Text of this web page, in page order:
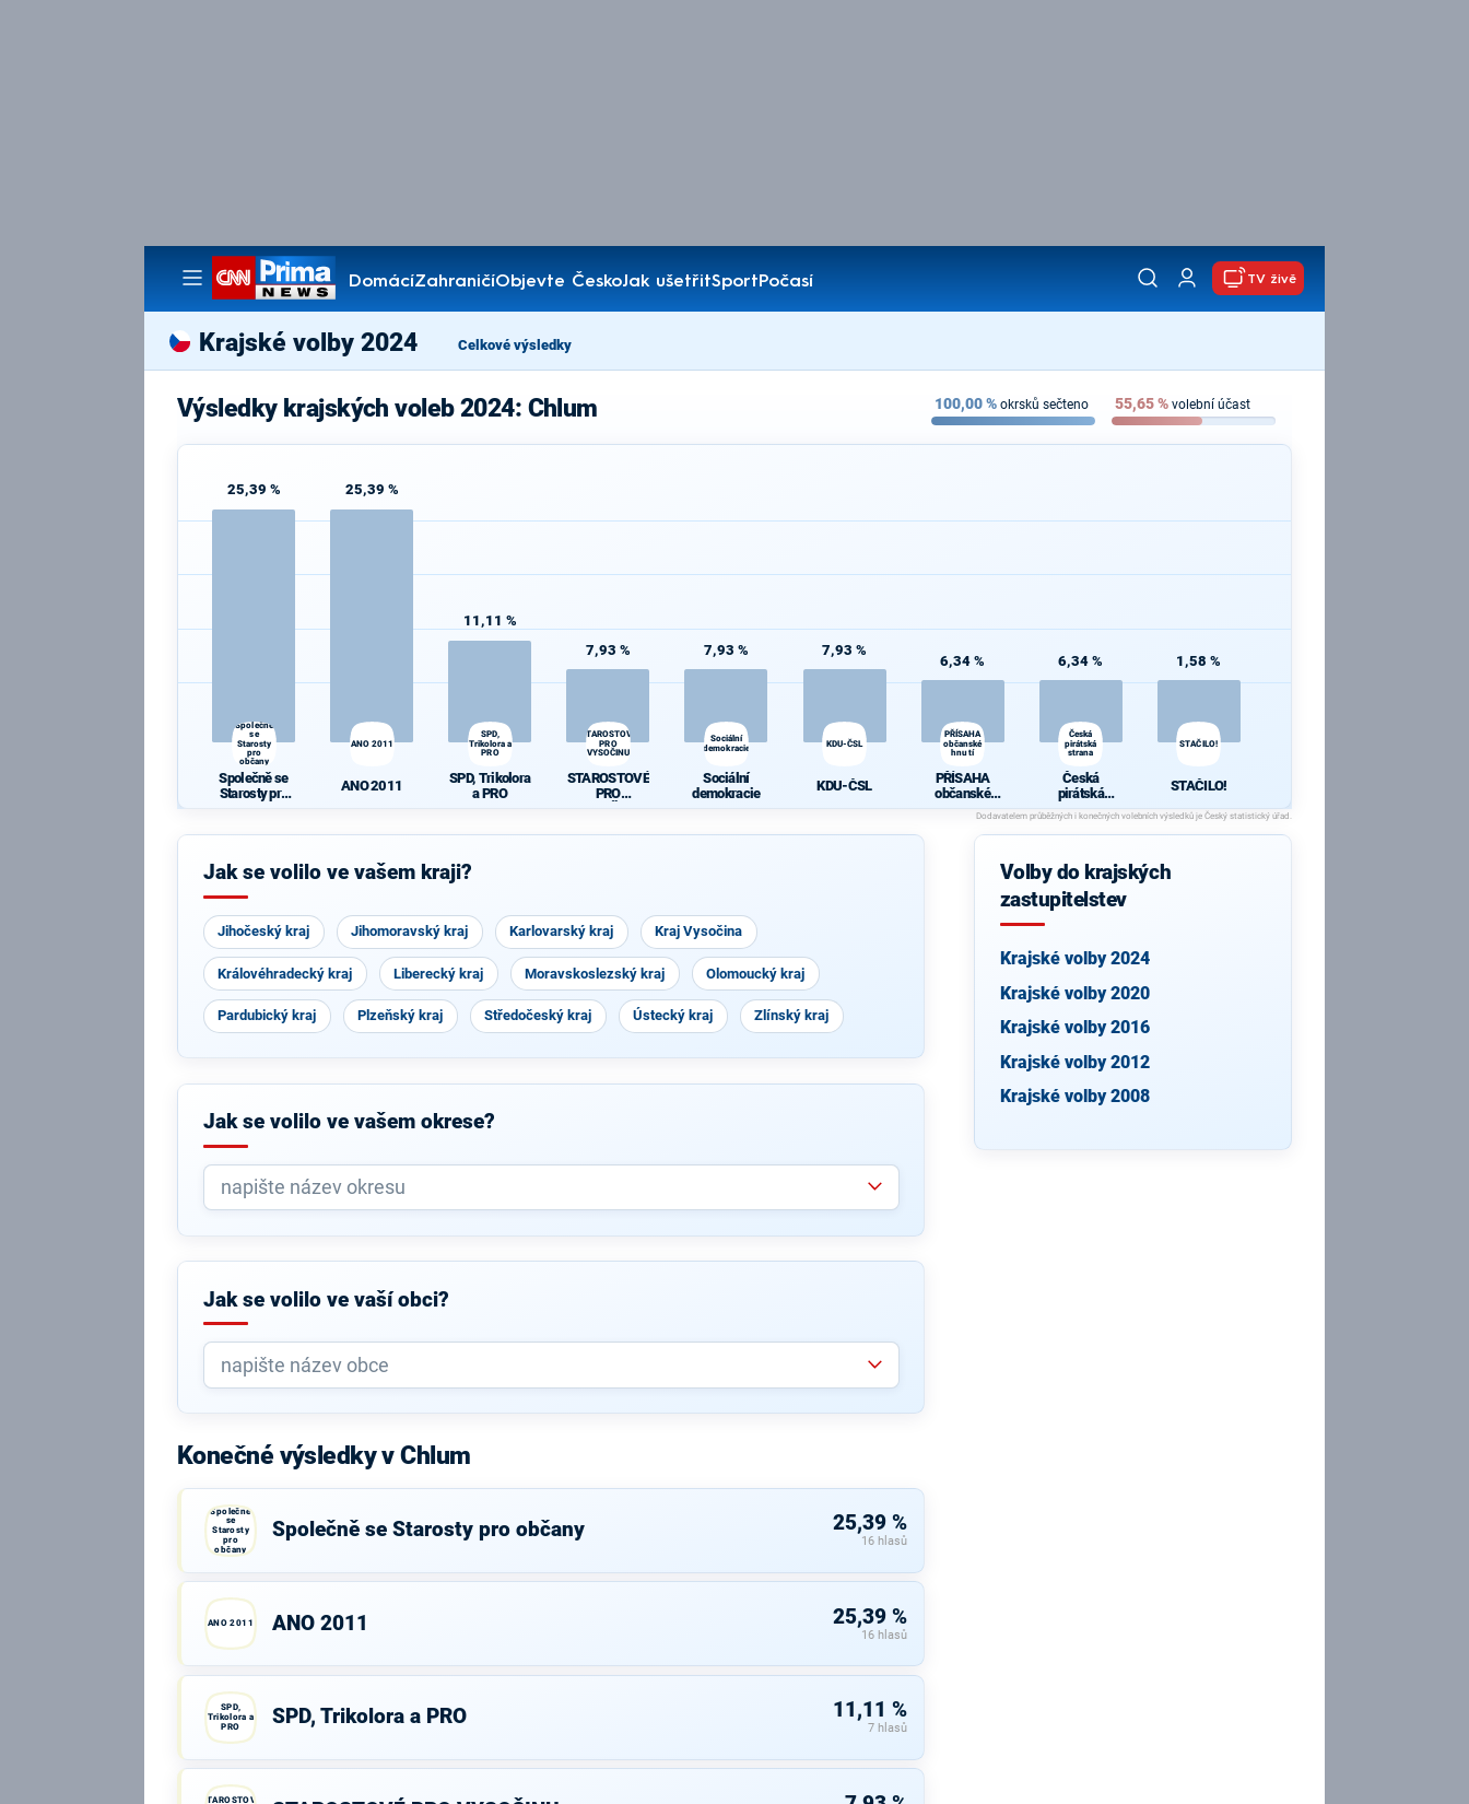
DomácíZahraničíObjevte ČeskoJak ušetřitSportPočasí
Pořady
TV živě
Krajské volby 2024 Celkové výsledky
Výsledky krajských voleb 2024: Chlum 100,00% okrsků sečteno 55,65% volební účast
25,39 %
Společně
se
Starosty
pro
občany
Společně se
Starosty pro
25,39 %
ANO 2011
ANO 2011
11,11 %
SPD,
Trikolora a
PRO
SPD, Trikolora
a PRO
7,93 %
STAROSTOVÉ
PRO
VYSOČINU
STAROSTOVÉ
PRO
7,93 %
Sociální
demokracie
Sociální
demokracie
7,93 %
KDU-ČSL
KDU-ČSL
6,34 %
PŘÍSAHA
občanské
hnutí
PŘÍSAHA
občanské
hnutí
6,34 %
Česká
pirátská
strana
Česká
pirátská
strana
1,58 %
STAČILO!
STAČILO!
Jak se volilo ve vašem kraji?
Jihočeský kraj Jihomoravský kraj Karlovarský kraj Kraj Vysočina
Královéhradecký kraj Liberecký kraj Moravskoslezský kraj Olomoucký kraj
Pardubický kraj Plzeňský kraj Středočeský kraj Ústecký kraj Zlínský kraj
Jak se volilo ve vašem okrese?
Jak se volilo ve vaší obci?
Konečné výsledky v Chlum
Společně
se
Starosty
pro
občany
Společně se Starosty pro občany 25,39 %
16 hlasů
ANO 2011 ANO 2011 25,39 %
16 hlasů
SPD,
Trikolora a
PRO
SPD, Trikolora a PRO 11,11 %
7 hlasů
STAROSTOVÉ
Volby do krajských
zastupitelstev
Krajské volby 2024
Krajské volby 2020
Krajské volby 2016
Krajské volby 2012
Krajské volby 2008